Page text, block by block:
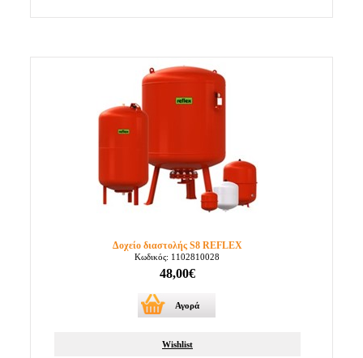
Δοχείο διαστολής S8 REFLEX
Κωδικός: 1102810028
48,00€
Αγορά
Wishlist